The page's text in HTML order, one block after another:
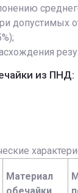
допустимых
из ПНД:
Материал